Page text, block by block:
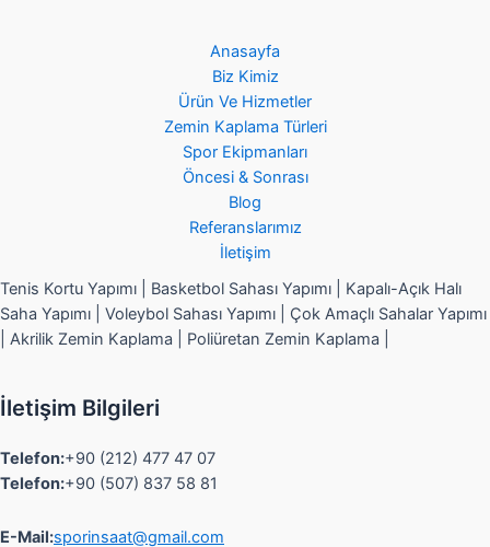
Anasayfa
Biz Kimiz
Ürün Ve Hizmetler
Zemin Kaplama Türleri
Spor Ekipmanları
Öncesi & Sonrası
Blog
Referanslarımız
İletişim
Tenis Kortu Yapımı | Basketbol Sahası Yapımı | Kapalı-Açık Halı
Saha Yapımı | Voleybol Sahası Yapımı | Çok Amaçlı Sahalar Yapımı
| Akrilik Zemin Kaplama | Poliüretan Zemin Kaplama |
İletişim Bilgileri
Telefon:+90 (212) 477 47 07
Telefon:+90 (507) 837 58 81
E-Mail:sporinsaat@gmail.com